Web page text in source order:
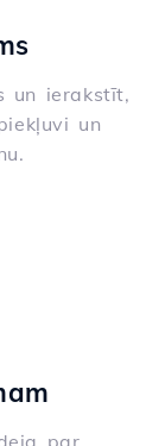
un ierakstīt,
un